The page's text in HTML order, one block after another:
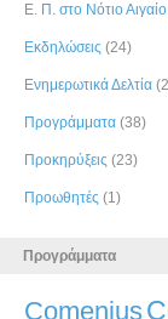
Ε. Π. στο Νότιο Αιγαίο
Εκδηλώσεις (24)
Ενημερωτικά Δελτία
Προγράμματα (38)
Προκηρύξεις (23)
Προωθητές (1)
Προγράμματα
Comenius